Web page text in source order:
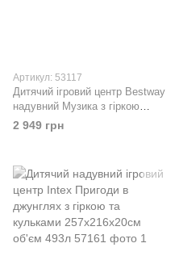
Артикул: 53117
Дитячий ігровий центр Bestway
надувний Музика з гіркою
295х190х15 см об'єм 349 л BW
2 949 грн